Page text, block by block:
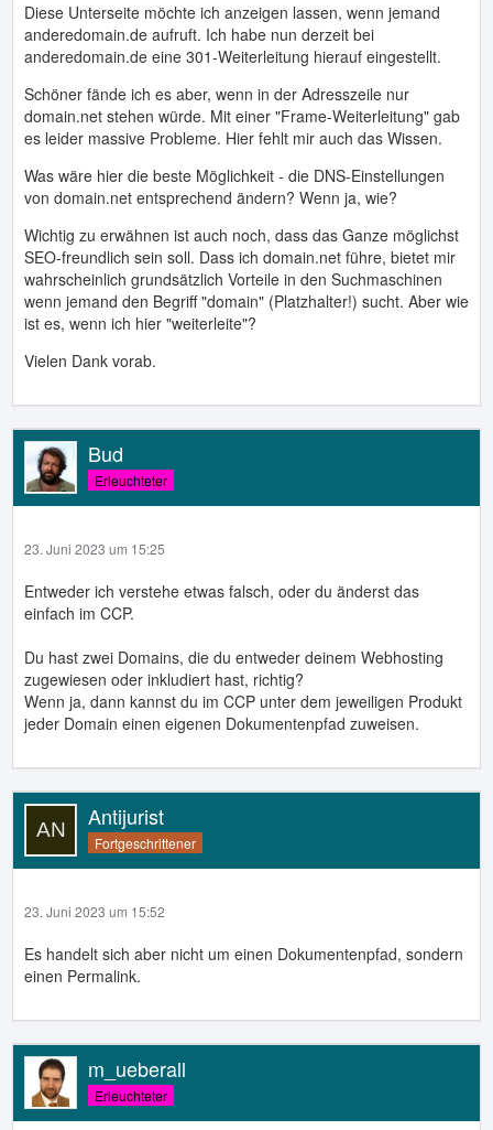
Diese Unterseite möchte ich anzeigen lassen, wenn jemand
anderedomain.de aufruft. Ich habe nun derzeit bei
anderedomain.de eine 301-Weiterleitung hierauf eingestellt.
Schöner fände ich es aber, wenn in der Adresszeile nur
domain.net stehen würde. Mit einer "Frame-Weiterleitung" gab
es leider massive Probleme. Hier fehlt mir auch das Wissen.
Was wäre hier die beste Möglichkeit - die DNS-Einstellungen
von domain.net entsprechend ändern? Wenn ja, wie?
Wichtig zu erwähnen ist auch noch, dass das Ganze möglichst
SEO-freundlich sein soll. Dass ich domain.net führe, bietet mir
wahrscheinlich grundsätzlich Vorteile in den Suchmaschinen
wenn jemand den Begriff "domain" (Platzhalter!) sucht. Aber wie
ist es, wenn ich hier "weiterleite"?
Vielen Dank vorab.
Bud
Erleuchteter
23. Juni 2023 um 15:25
Entweder ich verstehe etwas falsch, oder du änderst das
einfach im CCP.
Du hast zwei Domains, die du entweder deinem Webhosting
zugewiesen oder inkludiert hast, richtig?
Wenn ja, dann kannst du im CCP unter dem jeweiligen Produkt
jeder Domain einen eigenen Dokumentenpfad zuweisen.
Antijurist
Fortgeschrittener
23. Juni 2023 um 15:52
Es handelt sich aber nicht um einen Dokumentenpfad, sondern
einen Permalink.
m_ueberall
Erleuchteter